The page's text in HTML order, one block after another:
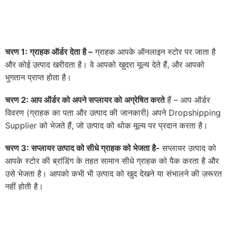
चरण 1: ग्राहक ऑर्डर देता है – ग्राहक आपके ऑनलाइन स्टोर पर जाता है
और कोई उत्पाद खरीदता है। वे आपको खुदरा मूल्य देते हैं, और आपको
भुगतान प्राप्त होता है।
चरण 2: आप ऑर्डर को अपने सप्लायर को अग्रेषित करतेहैं – आप ऑर्डर
विवरण (ग्राहक का पता और उत्पाद की जानकारी) अपने Dropshipping
Supplier को भेजते हैं, जो उत्पाद को थोक मूल्य पर प्रदान करता है।
चरण 3: सप्लायर उत्पाद को सीधे ग्राहक को भेजता है-सप्लायर उत्पाद को
आपके स्टोर की ब्रांडिंग के तहत सामान सीधे ग्राहक को पैक करता है और
उसे भेजता है। आपको कभी भी उत्पाद को खुद देखने या संभालने की ज़रूरत
नहीं होती है।